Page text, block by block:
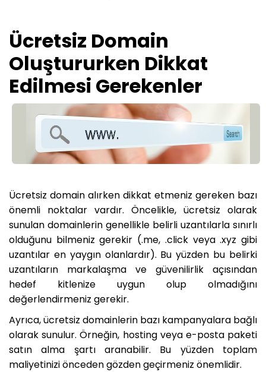
Ücretsiz Domain
Oluştururken Dikkat
Edilmesi Gerekenler
Ücretsiz domain alırken dikkat etmeniz gereken bazı
önemli noktalar vardır. Öncelikle, ücretsiz olarak
sunulan domainlerin genellikle belirli uzantılarla sınırlı
olduğunu bilmeniz gerekir (.me, .click veya .xyz gibi
uzantılar en yaygın olanlardır). Bu yüzden bu belirki
uzantıların markalaşma ve güvenilirlik açısından
hedef kitlenize uygun olup olmadığını
değerlendirmeniz gerekir.
Ayrıca, ücretsiz domainlerin bazı kampanyalara bağlı
olarak sunulur. Örneğin, hosting veya e-posta paketi
satın alma şartı aranabilir. Bu yüzden toplam
maliyetinizi önceden gözden geçirmeniz önemlidir.